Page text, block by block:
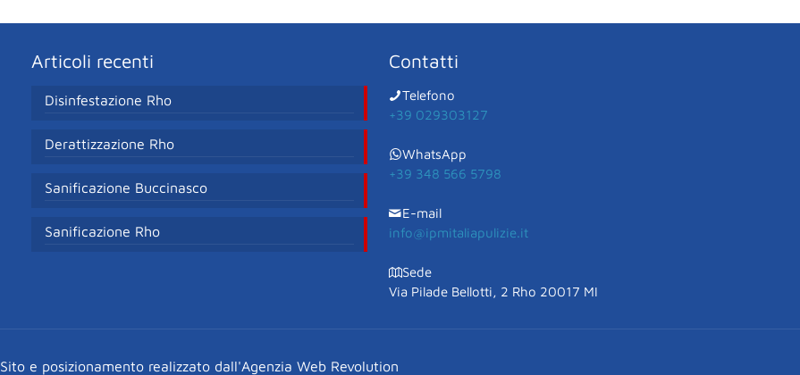
Articoli recenti
Disinfestazione Rho
Derattizzazione Rho
Sanificazione Buccinasco
Sanificazione Rho
Contatti
Telefono
+39 029303127
WhatsApp
+39 348 566 5798
E-mail
info@ipmitaliapulizie.it
Sede
Via Pilade Bellotti, 2 Rho 20017 MI
Sito e posizionamento realizzato dall'Agenzia Web Revolution